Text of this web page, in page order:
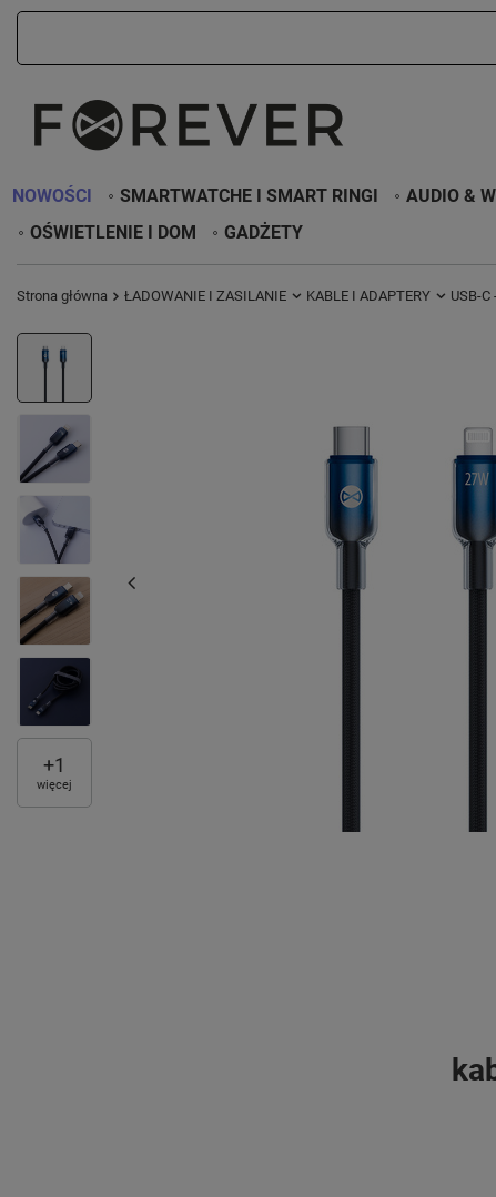
NOWOŚCI SMARTWATCHE I SMART RINGI AUDIO &
OŚWIETLENIE I DOM
GADŻETY
Strona główna ŁADOWANIE I ZASILANIE KABLE I ADAPTERY USB-
+1
więcej